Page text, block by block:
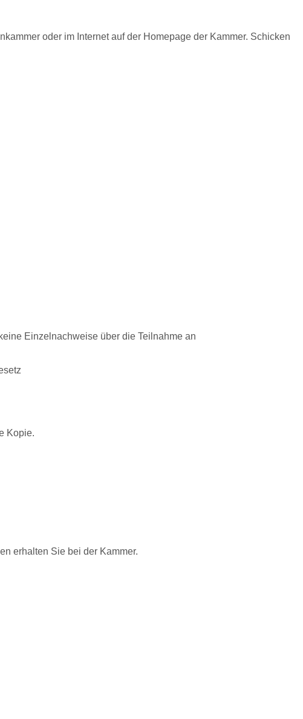
oder im Internet auf der Homepage der Kammer. Schicken
Einzelnachweise über die Teilnahme an
Kopie.
erhalten Sie bei der Kammer.